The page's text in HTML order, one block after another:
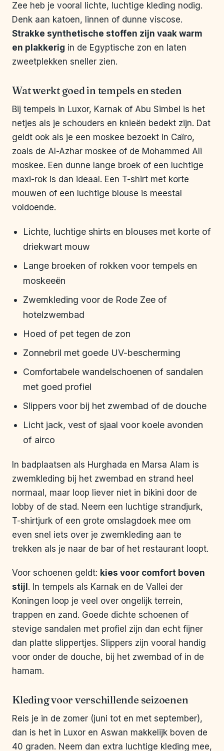
Zee heb je vooral lichte, luchtige kleding nodig.
Denk aan katoen, linnen of dunne viscose.
Strakke synthetische stoffen zijn vaak warm
en plakkerig in de Egyptische zon en laten
zweetplekken sneller zien.
Wat werkt goed in tempels en steden
Bij tempels in Luxor, Karnak of Abu Simbel is het
netjes als je schouders en knieën bedekt zijn. Dat
geldt ook als je een moskee bezoekt in Caïro,
zoals de Al-Azhar moskee of de Mohammed Ali
moskee. Een dunne lange broek of een luchtige
maxi-rok is dan ideaal. Een T-shirt met korte
mouwen of een luchtige blouse is meestal
voldoende.
Lichte, luchtige shirts en blouses met korte of
driekwart mouw
Lange broeken of rokken voor tempels en
moskeeën
Zwemkleding voor de Rode Zee of
hotelzwembad
Hoed of pet tegen de zon
Zonnebril met goede UV-bescherming
Comfortabele wandelschoenen of sandalen
met goed profiel
Slippers voor bij het zwembad of de douche
Licht jack, vest of sjaal voor koele avonden
of airco
In badplaatsen als Hurghada en Marsa Alam is
zwemkleding bij het zwembad en strand heel
normaal, maar loop liever niet in bikini door de
lobby of de stad. Neem een luchtige strandjurk,
T-shirtjurk of een grote omslagdoek mee om
even snel iets over je zwemkleding aan te
trekken als je naar de bar of het restaurant loopt.
Voor schoenen geldt: kies voor comfort boven
stijl . In tempels als Karnak en de Vallei der
Koningen loop je veel over ongelijk terrein,
trappen en zand. Goede dichte schoenen of
stevige sandalen met profiel zijn dan echt fijner
dan platte slippertjes. Slippers zijn vooral handig
voor onder de douche, bij het zwembad of in de
hamam.
Kleding voor verschillende seizoenen
Reis je in de zomer (juni tot en met september),
dan is het in Luxor en Aswan makkelijk boven de
40 graden. Neem dan extra luchtige kleding mee,